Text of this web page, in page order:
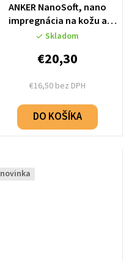
ANKER NanoSoft, nano
impregnácia na kožu a
koženku, 150 ml
Skladom
€16,50 bez DPH
€20,30
DO KOŠÍKA
novinka